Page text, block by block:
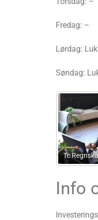
Fredag: –
Lørdag:
Søndag:
Revision og Rådgivning
Info